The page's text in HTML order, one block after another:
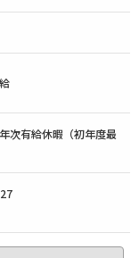
有給休暇（初年度最